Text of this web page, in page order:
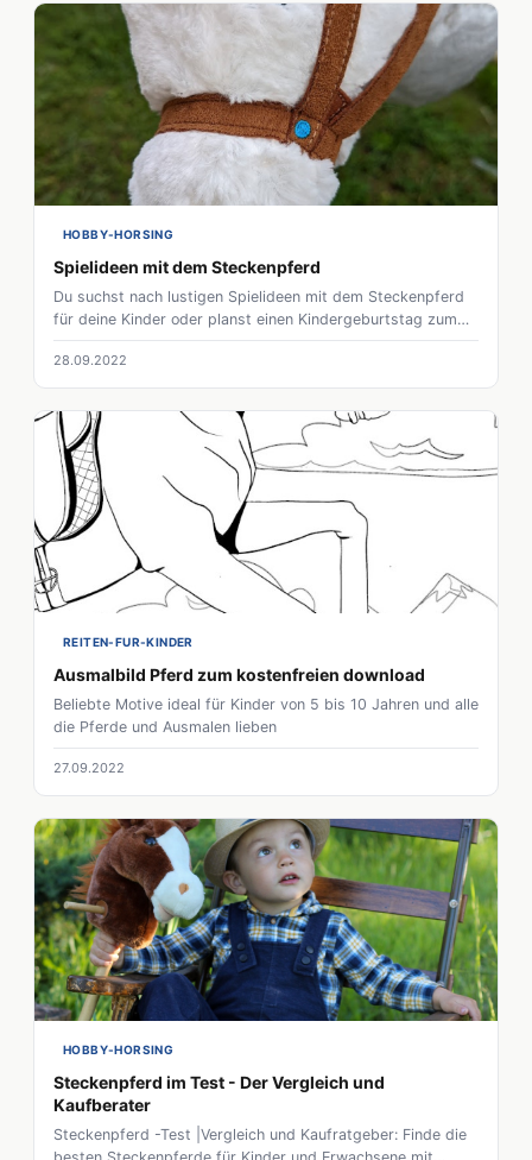
beherrschen lässt.
HOBBY-HORSING
Spielideen mit dem Steckenpferd
Du suchst nach lustigen Spielideen mit dem Steckenpferd
für deine Kinder oder planst einen Kindergeburtstag zum
Motto Pferd, dann bist du hier genau richtig. Wir haben eine
Vielzahl von Übungen und Idee die sich perfekt für
Kindergeburtstage, Kindertagesstätten oder Sportvereine
eignen.
28.09.2022
REITEN-FUR-KINDER
Ausmalbild Pferd zum kostenfreien download
Beliebte Motive ideal für Kinder von 5 bis 10 Jahren und alle
die Pferde und Ausmalen lieben
27.09.2022
HOBBY-HORSING
Steckenpferd im Test - Der Vergleich und
Kaufberater
Steckenpferd -Test |Vergleich und Kaufratgeber: Finde die